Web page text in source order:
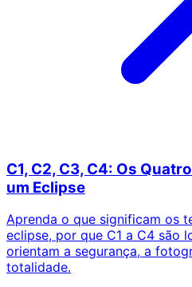
C1, C2, C3, C4: Os
um Eclipse
Aprenda o que significam os
eclipse, por que C1 a C4 são
orientam a segurança, a
totalidade.